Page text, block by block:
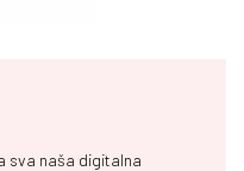
sva naša digitalna